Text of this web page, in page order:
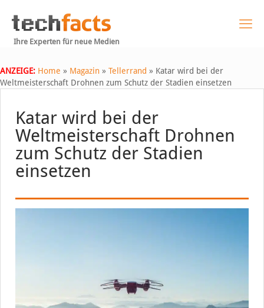
Ihre Experten für neue Medien
ANZEIGE: Home » Magazin » Tellerrand » Katar wird bei der
Weltmeisterschaft Drohnen zum Schutz der Stadien einsetzen
Katar wird bei der
Weltmeisterschaft Drohnen
zum Schutz der Stadien
einsetzen